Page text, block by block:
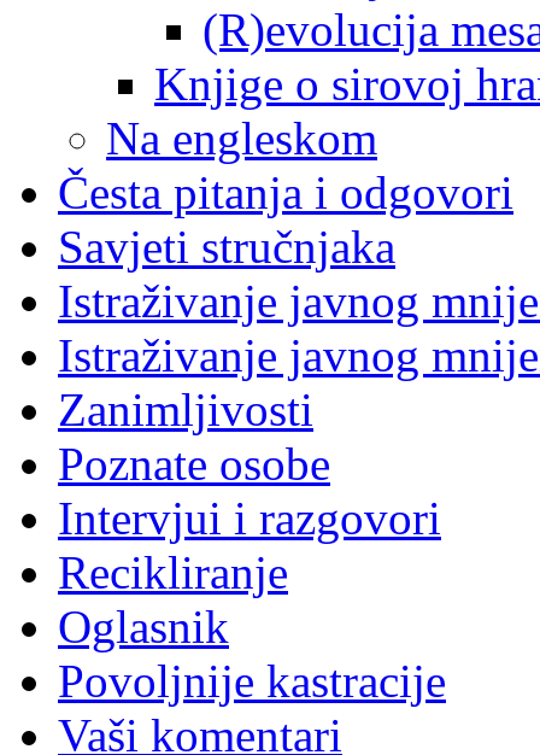
(R)evolucija
Knjige o sirovoj
Na engleskom
Česta pitanja i odgovori
Savjeti stručnjaka
Istraživanje javnog
Istraživanje javnog
Zanimljivosti
Poznate osobe
Intervjui i razgovori
Recikliranje
Oglasnik
Povoljnije kastracije
Vaši komentari